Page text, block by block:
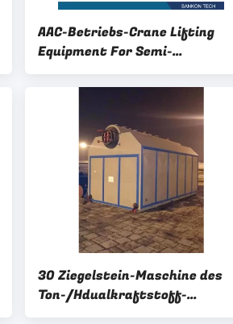
AAC-Betriebs-Crane Lifting
Equipment For Semi-
Endprodukt
30 Ziegelstein-Maschine des
Ton-/Hdualkraftstoff-
Dampfkessel-AAC